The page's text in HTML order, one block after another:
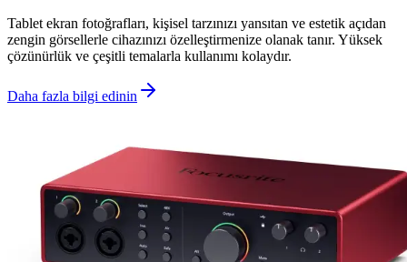
Tablet ekran fotoğrafları, kişisel tarzınızı yansıtan ve estetik açıdan
zengin görsellerle cihazınızı özelleştirmenize olanak tanır. Yüksek
çözünürlük ve çeşitli temalarla kullanımı kolaydır.
Daha fazla bilgi edinin